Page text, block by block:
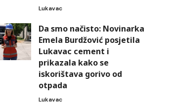
Lukavac
Da smo načisto: Novinarka
Emela Burdžović posjetila
Lukavac cement i
prikazala kako se
iskorištava gorivo od
otpada
Lukavac